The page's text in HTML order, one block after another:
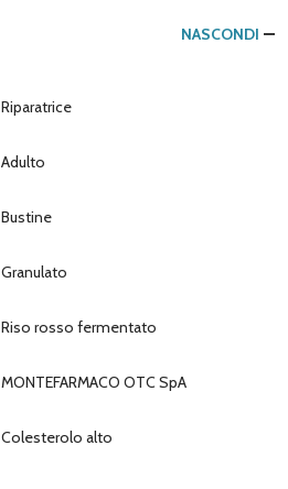
NASCONDI
Riparatrice
Adulto
Bustine
Granulato
Riso rosso fermentato
MONTEFARMACO OTC SpA
Colesterolo alto